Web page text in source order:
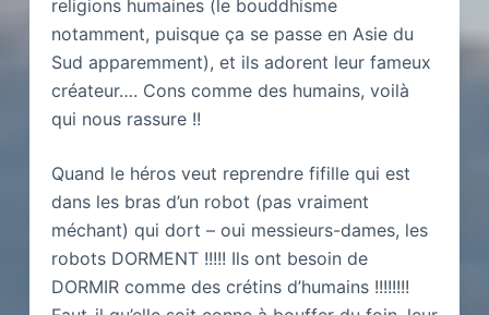
religions humaines (le bouddhisme
notamment, puisque ça se passe en Asie du
Sud apparemment), et ils adorent leur fameux
créateur…. Cons comme des humains, voilà
qui nous rassure !!
Quand le héros veut reprendre fifille qui est
dans les bras d’un robot (pas vraiment
méchant) qui dort – oui messieurs-dames, les
robots DORMENT !!!!! Ils ont besoin de
DORMIR comme des crétins d’humains !!!!!!!!